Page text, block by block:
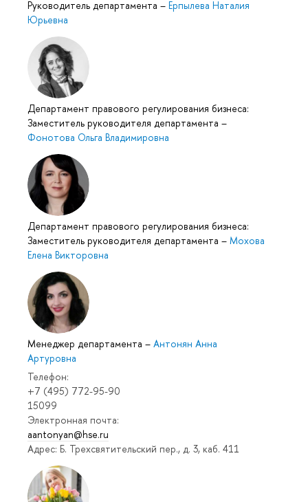
Руководитель департамента – Ерпылева Наталия
Юрьевна
Департамент правового регулирования бизнеса:
Заместитель руководителя департамента –
Фонотова Ольга Владимировна
Департамент правового регулирования бизнеса:
Заместитель руководителя департамента – Мохова
Елена Викторовна
Менеджер департамента – Антонян Анна
Артуровна
Телефон:
+7 (495) 772-95-90
15099
Электронная почта:
aantonyan@hse.ru
Адрес: Б. Трехсвятительский пер., д. 3, каб. 411